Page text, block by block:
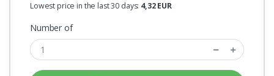
Lowest price in the last 30 days: 4,32 EUR
Number of